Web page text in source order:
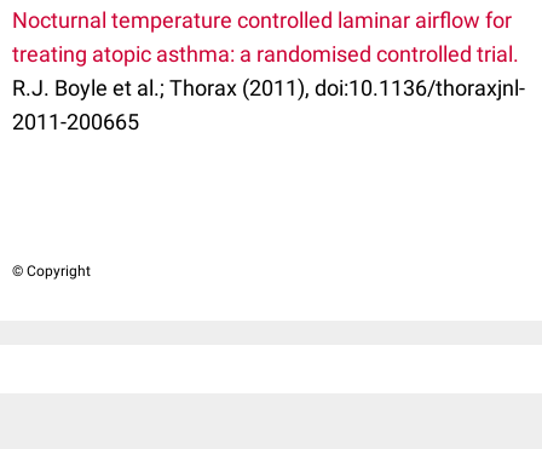
Nocturnal temperature controlled laminar airflow for
treating atopic asthma: a randomised controlled trial.
R.J. Boyle et al.; Thorax (2011), doi:10.1136/thoraxjnl-
2011-200665
© Copyright